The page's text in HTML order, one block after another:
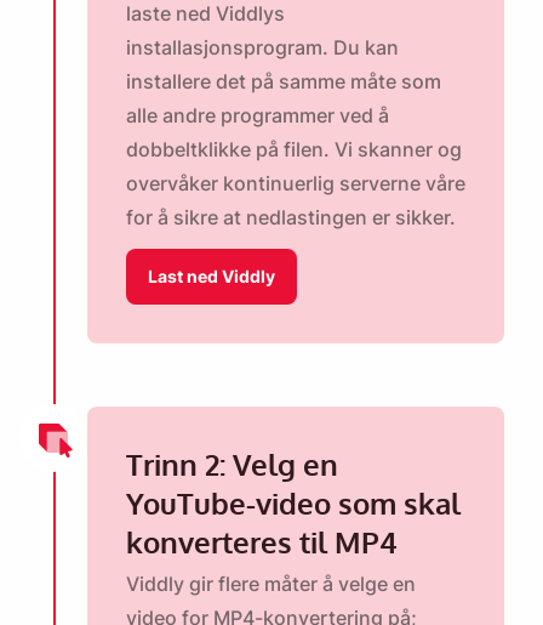
laste ned Viddlys
installasjonsprogram. Du kan
installere det på samme måte som
alle andre programmer ved å
dobbeltklikke på filen. Vi skanner og
overvåker kontinuerlig serverne våre
for å sikre at nedlastingen er sikker.
Last ned Viddly
Trinn 2: Velg en
YouTube-video som skal
konverteres til MP4
Viddly gir flere måter å velge en
video for MP4-konvertering på;